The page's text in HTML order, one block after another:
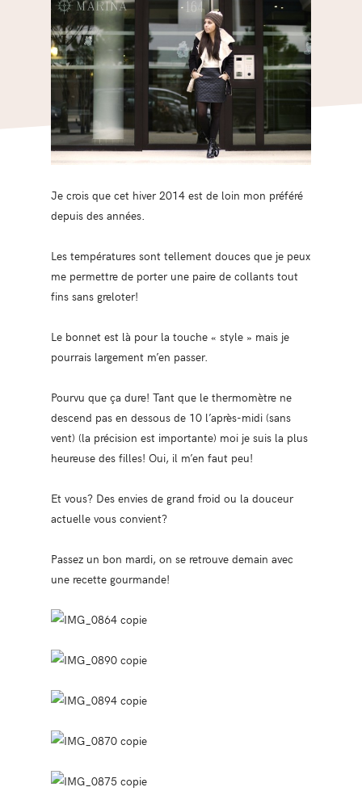
Je crois que cet hiver 2014 est de loin mon préféré
depuis des années.
Les températures sont tellement douces que je peux
me permettre de porter une paire de collants tout
fins sans greloter!
Le bonnet est là pour la touche « style » mais je
pourrais largement m’en passer.
Pourvu que ça dure! Tant que le thermomètre ne
descend pas en dessous de 10 l’après-midi (sans
vent) (la précision est importante) moi je suis la plus
heureuse des filles! Oui, il m’en faut peu!
Et vous? Des envies de grand froid ou la douceur
actuelle vous convient?
Passez un bon mardi, on se retrouve demain avec
une recette gourmande!